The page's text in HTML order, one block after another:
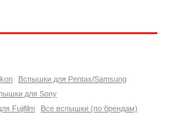
Вспышки для Pentax/Samsung
для Sony
Fujifilm
Все вспышки (по брендам)